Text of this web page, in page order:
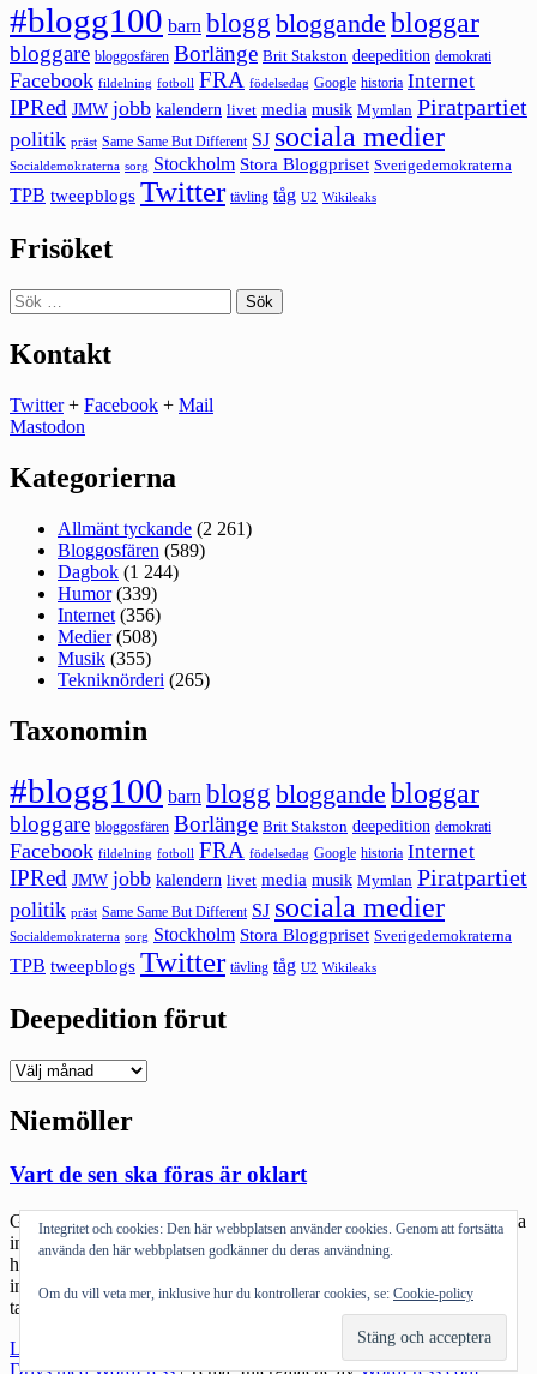
#blogg100 barn blogg bloggande bloggar
bloggare bloggosfären Borlänge Brit Stakston deepedition demokrati
Facebook fildelning fotboll FRA födelsedag Google historia Internet
IPRed JMW jobb kalendern livet media musik Mymlan Piratpartiet
politik präst Same Same But Different SJ sociala medier
Socialdemokraterna sorg Stockholm Stora Bloggpriset Sverigedemokraterna
TPB tweepblogs Twitter tävling tåg U2 Wikileaks
Frisöket
Sök
efter:
Kontakt
Twitter+ Facebook + Mail
Mastodon
Kategorierna
Allmänt tyckande (2 261)
Bloggosfären (589)
Dagbok (1 244)
Humor(339)
Internet (356)
Medier(508)
Musik (355)
Tekniknörderi (265)
Taxonomin
#blogg100 barn blogg bloggande bloggar
bloggare bloggosfären Borlänge Brit Stakston deepedition demokrati
Facebook fildelning fotboll FRA födelsedag Google historia Internet
IPRed JMW jobb kalendern livet media musik Mymlan Piratpartiet
politik präst Same Same But Different SJ sociala medier
Socialdemokraterna sorg Stockholm Stora Bloggpriset Sverigedemokraterna
TPB tweepblogs Twitter tävling tåg U2 Wikileaks
Deepedition förut
Deepedition
Niemöller
Vart de sen ska föras är oklart
Gränserna stängs. Passkontroller. Håll dem ute. Låt dem inte komma
in. Vi kan inte ta emot dem. De hotar vår välfärd, hotar vår kultur,
hotar vår ordning och reda. De behöver inte komma. De behöver
inte vara här. De är inte som oss. De hör inte hemma här. Sätt upp
taggtråden. Läser om Ungern. Som […]
Läs mer
de
Drivs med WordPress |Tema: Intergalactic avWordPress.com.
Integritet och cookies: Den här webbplatsen använder cookies. Genom att fortsätta
använda den här webbplatsen godkänner du deras användning.
Om du vill veta mer, inklusive hur du kontrollerar cookies, se: Cookie-policy